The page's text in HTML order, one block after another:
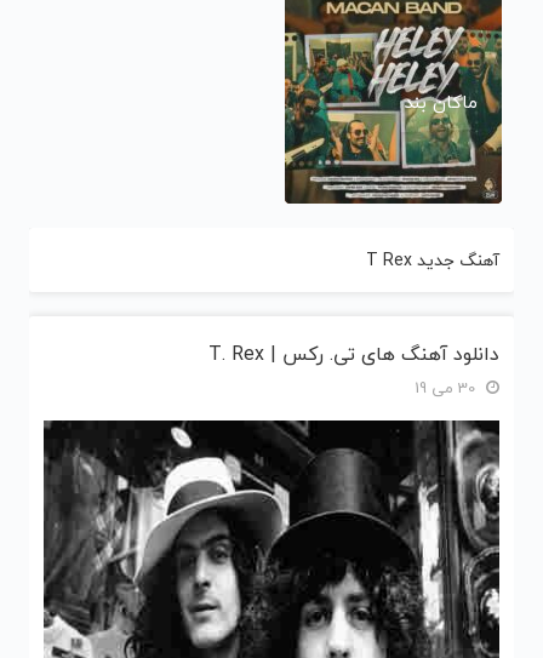
ماکان بند
آهنگ جدید T Rex
دانلود آهنگ های تی. رکس | T. Rex